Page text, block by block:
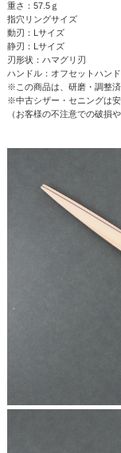
重さ：57.5ｇ
指穴リングサイズ
動刃：Lサイズ
静刃：Lサイズ
刃形状：ハマグリ刃
ハンドル：オフセットハン
※この商品は、研磨・調整済
※中古シザー・セニングは安
（お客様の不注意での破損